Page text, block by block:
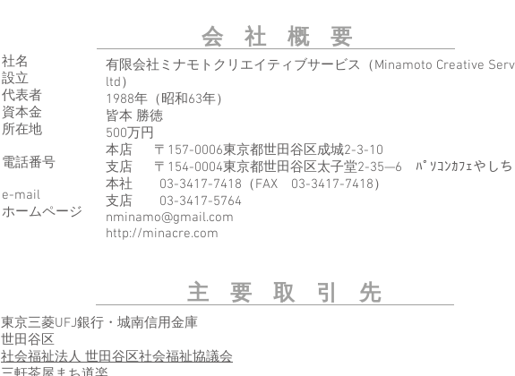
社名
設立
代表者
資本金
所在地
電話番号
e-mail
ホームページ
会 社 概 要
有限会社ミナモトクリエイティブサービス（Minamoto Creative
ltd）
1988年（昭和63年）
皆本 勝徳
500万円
本店 〒157-0006東京都世田谷区成城2-3-10
支店 〒154-0004東京都世田谷区太子堂2-35—6 ﾊﾟｿｺﾝｶﾌｪやしち
本社 03-3417-7418（FAX 03-3417-7418）
支店 03-3417-5764
nminamo@gmail.com
http://minacre.com
主 要 取 引 先
東京三菱UFJ銀行・城南信用金庫
世田谷区
社会福祉法人 世田谷区社会福祉協議会